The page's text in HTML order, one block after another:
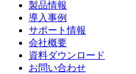
製品情報
導入事例
サポート情報
会社概要
資料ダウンロード
お問い合わせ